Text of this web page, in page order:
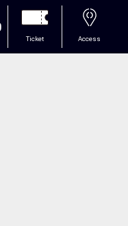
Ticket Access